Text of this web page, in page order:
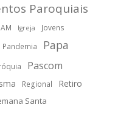
Paroquiais
IAM Igreja Jovens
Pandemia Papa
Pascom
Regional Retiro
Santa